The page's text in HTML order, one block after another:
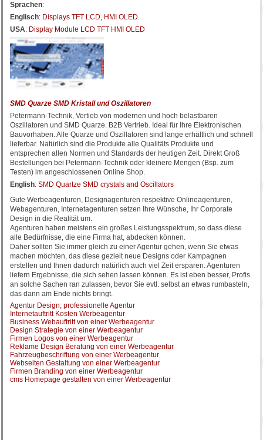
Sprachen:
Englisch: Displays TFT LCD, HMI OLED.
USA: Display Module LCD TFT HMI OLED
SMD Quarze SMD Kristall und Oszillatoren
Petermann-Technik, Vertieb von modernen und hoch belastbaren
Oszillatoren und SMD Quarze. B2B Vertrieb. Ideal für Ihre Elektronischen
Bauvorhaben. Alle Quarze und Oszillatoren sind lange erhältlich und schnell
lieferbar. Natürlich sind die Produkte alle Qualitäts Produkte und
entsprechen allen Normen und Standards der heutigen Zeit. Direkt Groß
Bestellungen bei Petermann-Technik oder kleinere Mengen (Bsp. zum
Testen) im angeschlossenen Online Shop.
English: SMD Quartze SMD crystals and Oscillators
Gute Werbeagenturen, Designagenturen respektive Onlineagenturen,
Webagenturen, Internetagenturen setzen Ihre Wünsche, Ihr Corporate
Design in die Realität um.
Agenturen haben meistens ein großes Leistungsspektrum, so dass diese
alle Bedürfnisse, die eine Firma hat, abdecken können.
Daher sollten Sie immer gleich zu einer Agentur gehen, wenn Sie etwas
machen möchten, das diese gezielt neue Designs oder Kampagnen
erstellen und Ihnen dadurch natürlich auch viel Zeit ersparen. Agenturen
liefern Ergebnisse, die sich sehen lassen können. Es ist eben besser, Profis
an solche Sachen ran zulassen, bevor Sie evtl. selbst an etwas rumbasteln,
das dann am Ende nichts bringt.
Agentur Design; professionelle Agentur
Internetauftritt Kosten Werbeagentur
Business Webauftritt von einer Werbeagentur
Design Strategie von einer Werbeagentur
Firmen Logos von einer Werbeagentur
Reklame Design Beratung von einer Werbeagentur
Fahrzeugbeschriftung von einer Werbeagentur
Webseiten Gestaltung von einer Werbeagentur
Firmen Branding von einer Werbeagentur
cms Homepage gestalten von einer Werbeagentur